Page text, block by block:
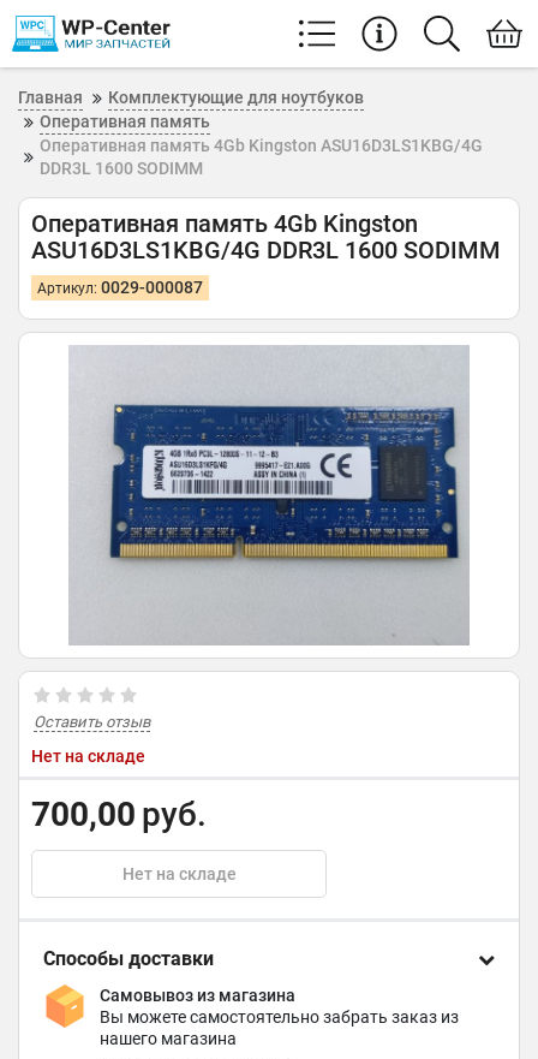
Главная
Комплектующие для ноутбуков
Оперативная память
Оперативная память 4Gb Kingston ASU16D3LS1KBG/4G
DDR3L 1600 SODIMM
Оперативная память 4Gb Kingston
ASU16D3LS1KBG/4G DDR3L 1600 SODIMM
Артикул: 0029-000087
Оставить отзыв
Нет на складе
700,00 руб.
Нет на складе
Способы доставки
Самовывоз из магазина
Вы можете самостоятельно забрать заказ из
нашего магазина